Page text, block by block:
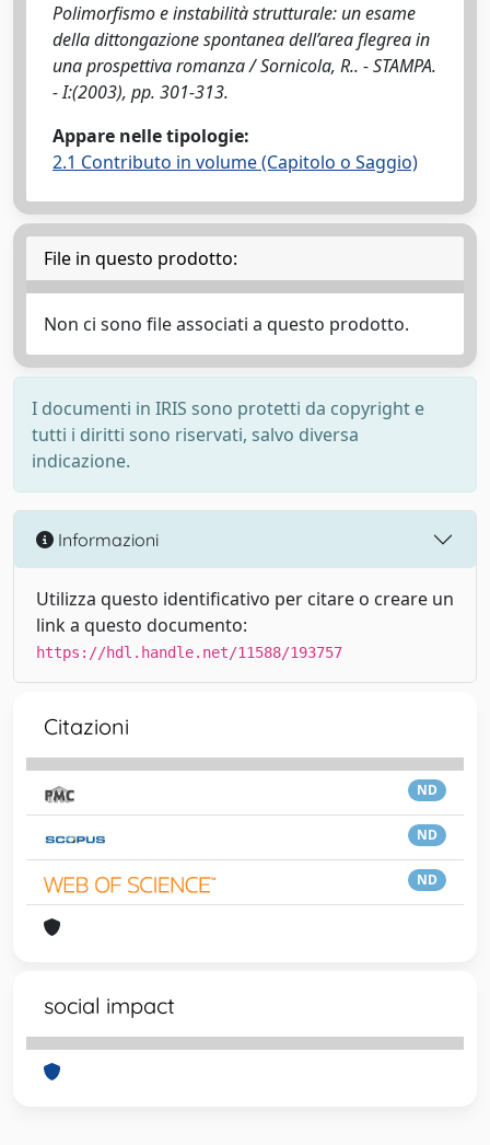
Polimorfismo e instabilità strutturale: un esame
della dittongazione spontanea dell’area flegrea in
una prospettiva romanza / Sornicola, R.. - STAMPA.
- I:(2003), pp. 301-313.
Appare nelle tipologie:
2.1 Contributo in volume (Capitolo o Saggio)
File in questo prodotto:
Non ci sono file associati a questo prodotto.
I documenti in IRIS sono protetti da copyright e
tutti i diritti sono riservati, salvo diversa
indicazione.
Informazioni
Utilizza questo identificativo per citare o creare un
link a questo documento:
https://hdl.handle.net/11588/193757
Citazioni
ND
ND
ND
social impact